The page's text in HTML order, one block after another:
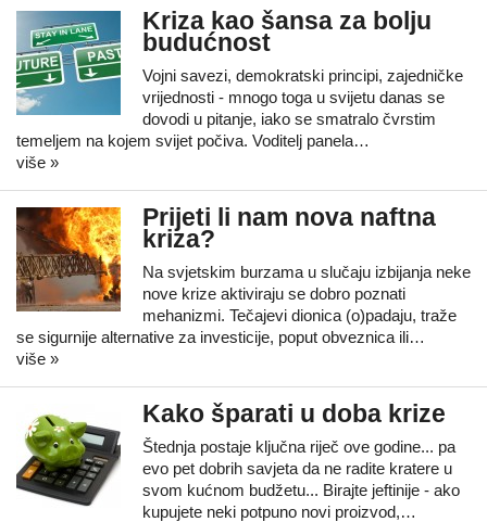
Kriza kao šansa za bolju
budućnost
Vojni savezi, demokratski principi, zajedničke
vrijednosti - mnogo toga u svijetu danas se
dovodi u pitanje, iako se smatralo čvrstim
temeljem na kojem svijet počiva. Voditelj panela…
više »
Prijeti li nam nova naftna
kriza?
Na svjetskim burzama u slučaju izbijanja neke
nove krize aktiviraju se dobro poznati
mehanizmi. Tečajevi dionica (o)padaju, traže
se sigurnije alternative za investicije, poput obveznica ili…
više »
Kako šparati u doba krize
Štednja postaje ključna riječ ove godine... pa
evo pet dobrih savjeta da ne radite kratere u
svom kućnom budžetu... Birajte jeftinije - ako
kupujete neki potpuno novi proizvod,…